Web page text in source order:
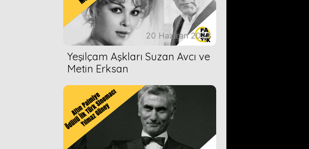
20 Haziran 2023
Yeşilçam Aşkları Suzan Avcı ve
Metin Erksan